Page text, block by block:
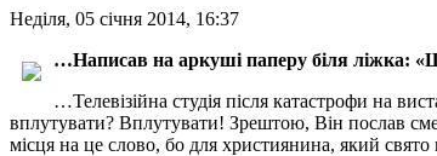
Неділя, 05 січня 2014, 16:37
…Написав на аркуші паперу біля ліжка:
…Телевізійна студія після катастрофи на
вплутувати? Вплутувати! Зрештою, Він послав
місця на це слово, бо для християнина, який свято